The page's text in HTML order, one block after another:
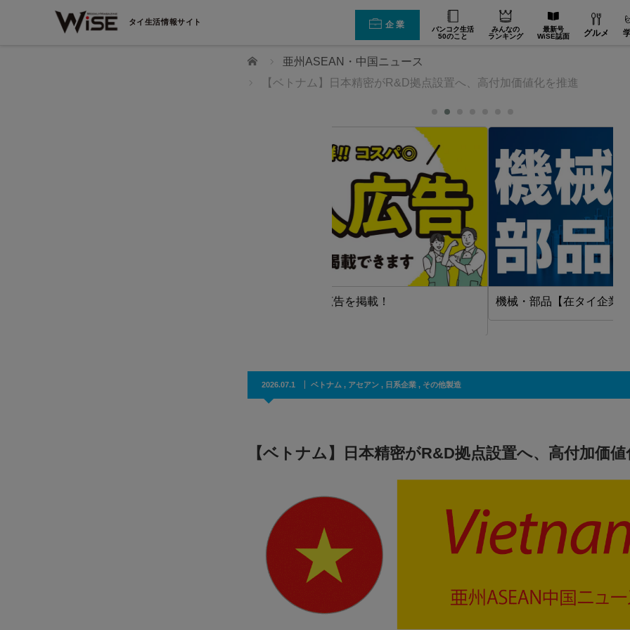
タイ生活情報サイト 企業
バンコク生活
50のこと
みんなの
ランキング
最新号
WiSE誌面
グルメ
ホーム
亜州ASEAN・中国ニュース
【ベトナム】日本精密がR&D拠点設置へ、高付加価値化を推進
機械・部品【在タイ企業・製造業】
2026.07.1 ベトナム , アセアン , 日系企業 , その他製造
【ベトナム】日本精密がR&D拠点設置へ、高付加価